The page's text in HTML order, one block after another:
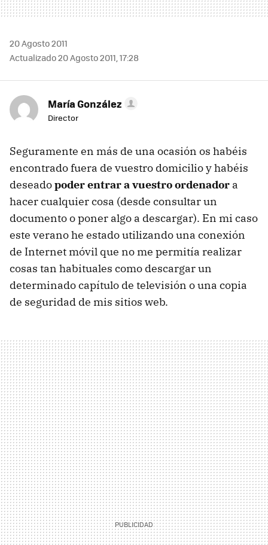
20 Agosto 2011
Actualizado 20 Agosto 2011, 17:28
María González
Director
Seguramente en más de una ocasión os habéis
encontrado fuera de vuestro domicilio y habéis
deseadopoder entrar a vuestro ordenador a
hacer cualquier cosa (desde consultar un
documento o poner algo a descargar). En mi caso
este verano he estado utilizando una conexión
de Internet móvil que no me permitía realizar
cosas tan habituales como descargar un
determinado capítulo de televisión o una copia
de seguridad de mis sitios web.